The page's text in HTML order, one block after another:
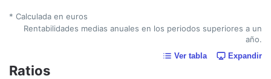
* Calculada en euros
Rentabilidades medias anuales en los periodos superiores a un
año.
Ver tabla Expandir
Ratios